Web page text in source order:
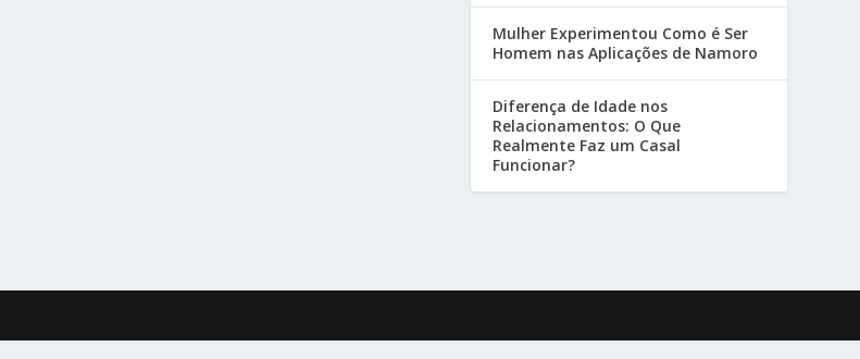
Mulher Experimentou Como é Ser
Homem nas Aplicações de Namoro
Diferença de Idade nos
Relacionamentos: O Que
Realmente Faz um Casal
Funcionar?